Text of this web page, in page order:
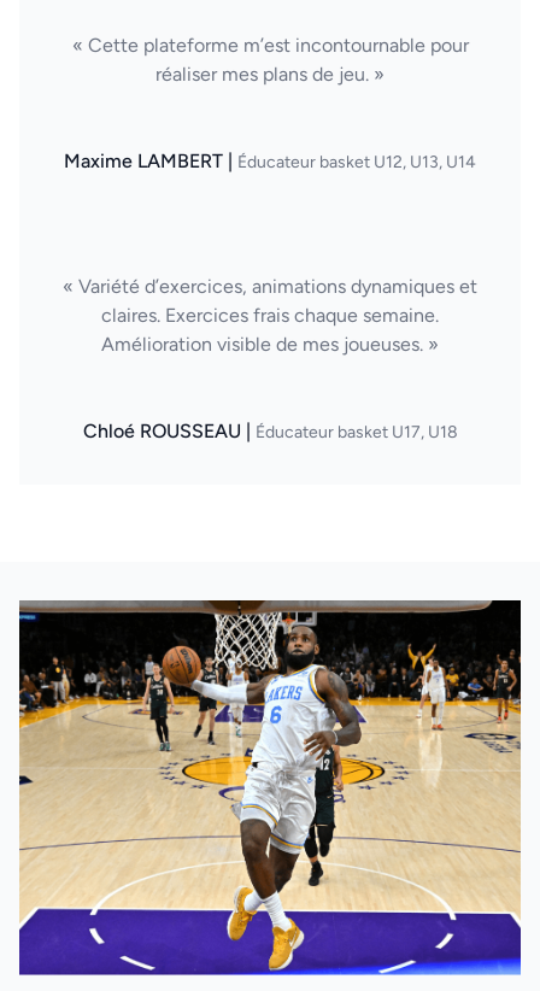
« Cette plateforme m’est incontournable pour
réaliser mes plans de jeu. »
Maxime LAMBERT | Éducateur basket U12, U13, U14
« Variété d’exercices, animations dynamiques et
claires. Exercices frais chaque semaine.
Amélioration visible de mes joueuses. »
Chloé ROUSSEAU | Éducateur basket U17, U18